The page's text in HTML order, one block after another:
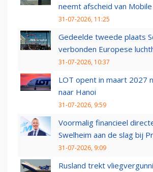
neemt afscheid van
31-07-2026, 11:25
Gedeelde tweede plaats
verbonden Europese
31-07-2026, 10:37
LOT opent in maart 2027
naar Hanoi
31-07-2026, 9:59
Voormalig financieel
Swelheim aan de slag bij
31-07-2026, 9:09
Rusland trekt